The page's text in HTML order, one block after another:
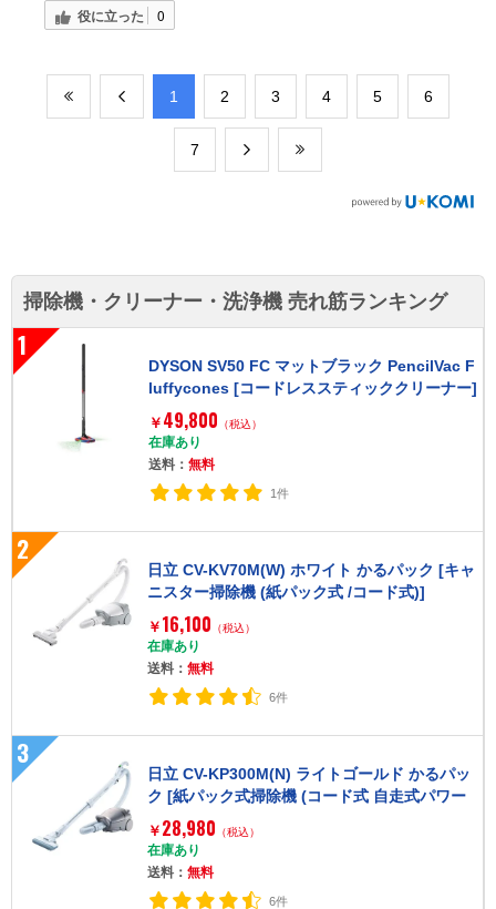
役に立った 0
​1 ​2 ​3 ​4 ​5 ​6
​7
掃除機・クリーナー・洗浄機 売れ筋ランキング
1
DYSON SV50 FC マットブラック PencilVac F
luffycones [コードレススティッククリーナー]
￥ 49,800 （税込）
在庫あり
送料：無料
1件
2
日立 CV-KV70M(W) ホワイト かるパック [キャ
ニスター掃除機 (紙パック式 /コード式)]
￥ 16,100 （税込）
在庫あり
送料：無料
6件
3
日立 CV-KP300M(N) ライトゴールド かるパッ
ク [紙パック式掃除機 (コード式 自走式パワー
ブラシタイプ)]
￥ 28,980 （税込）
在庫あり
送料：無料
6件